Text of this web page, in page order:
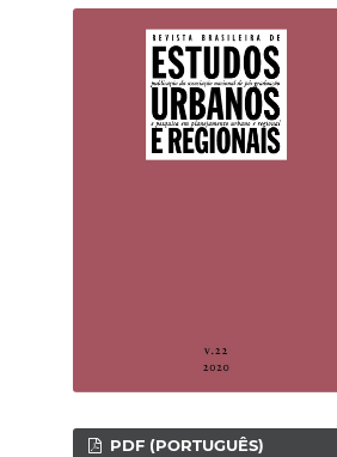
PDF (PORTUGUÊS)